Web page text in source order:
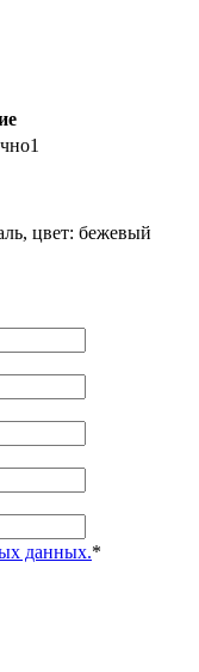
1
цвет: бежевый
данных.*